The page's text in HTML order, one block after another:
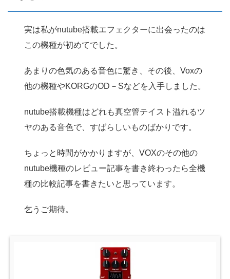
実は私がnutube搭載エフェクターに出会ったのは
この機種が初めてでした。
あまりの色気のある音色に驚き、その後、Voxの
他の機種やKORGのOD－Sなどを入手しました。
nutube搭載機種はどれも真空管テイスト溢れるツ
ヤのある音色で、すばらしいものばかりです。
ちょっと時間がかかりますが、VOXのその他の
nutube機種のレビュー記事を書き終わったら全機
種の比較記事を書きたいと思っています。
乞うご期待。